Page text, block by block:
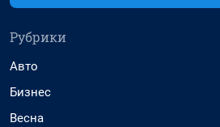
Рубрики
Авто
Бизнес
Весна